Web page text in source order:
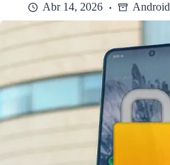
Abr 14, 2026 Android